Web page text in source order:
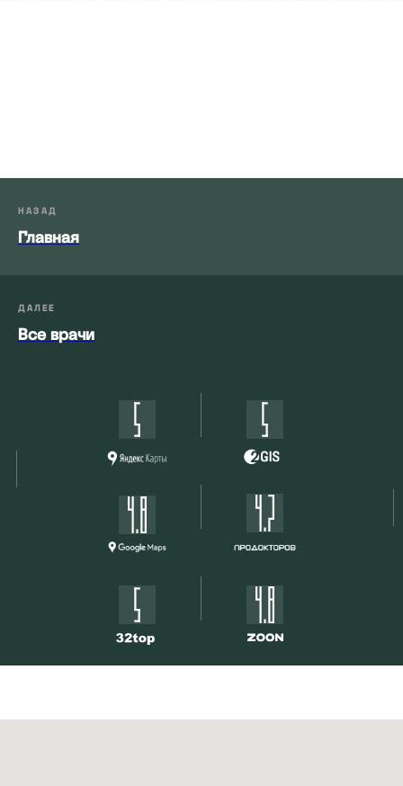
НАЗАД
Главная
ДАЛЕЕ
Все врачи